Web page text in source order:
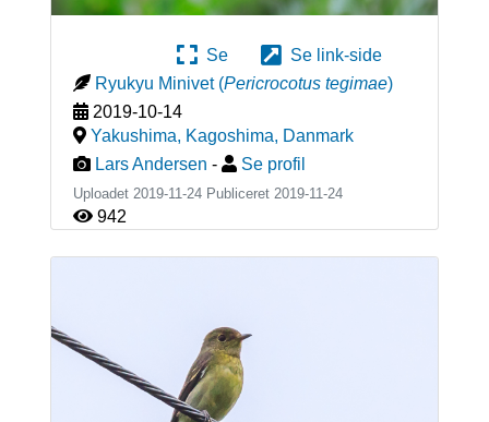
Se
Se link-side
Ryukyu Minivet (Pericrocotus tegimae)
2019-10-14
Yakushima, Kagoshima, Danmark
Lars Andersen - Se profil
Uploadet 2019-11-24 Publiceret 2019-11-24
942